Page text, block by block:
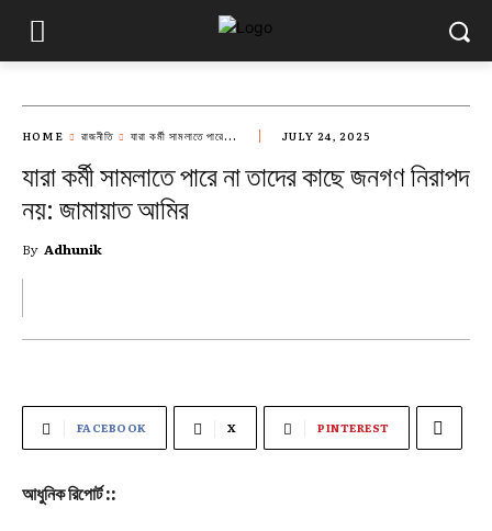
HOME রাজনীতি যারা কর্মী সামলাতে পারে... JULY 24, 2025
যারা কর্মী সামলাতে পারে না তাদের কাছে জনগণ নিরাপদ
নয়: জামায়াত আমির
By Adhunik
FACEBOOK X PINTEREST
আধুনিক রিপোর্ট ::